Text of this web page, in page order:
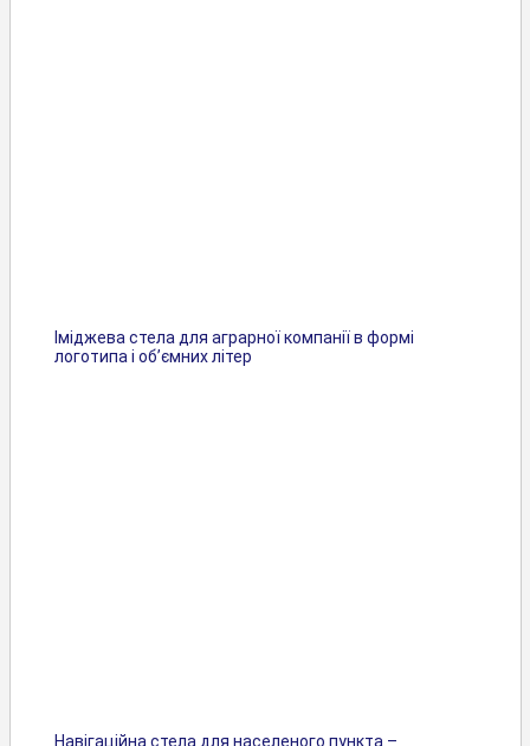
Іміджева стела для аграрної компанії в формі
логотипа і об’ємних літер
Навігаційна стела для населеного пункта –